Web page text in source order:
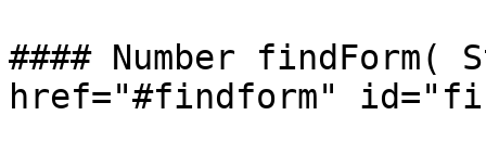
#### Number findForm(
href="#findform"